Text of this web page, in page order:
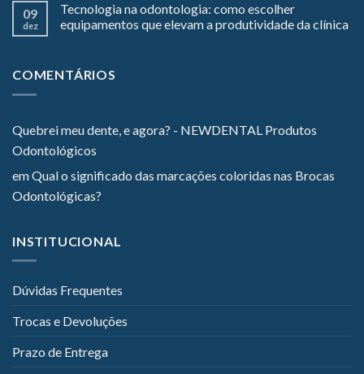
09
dez
Tecnologia na odontologia: como escolher
equipamentos que elevam a produtividade da clínica
COMENTÁRIOS
Quebrei meu dente, e agora? - NEWDENTAL Produtos
Odontológicos
emQual o significado das marcações coloridas nas Brocas
Odontológicas?
INSTITUCIONAL
Dúvidas Frequentes
Trocas e Devoluções
Prazo de Entrega